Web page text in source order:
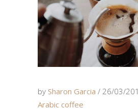
by Sharon Garcia
26/03/
Arabic coffee